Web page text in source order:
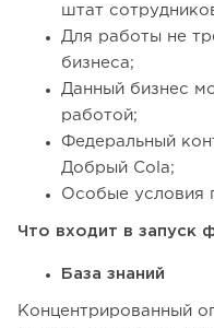
штат
Для работы не
бизнеса;
Данный бизнес
работой;
Федеральный
Добрый Cola;
Особые условия
Что входит в запуск
База знаний
Концентрированный